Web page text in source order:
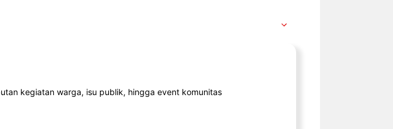
kegiatan warga, isu publik, hingga event komunitas